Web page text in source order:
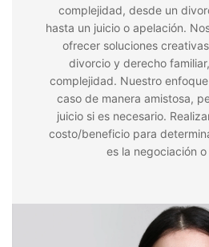
complejidad, desde un
hasta un juicio o apelación.
ofrecer soluciones
divorcio y derecho
complejidad. Nuestro
caso de manera amistosa,
juicio si es necesario.
costo/beneficio para
es la negociación